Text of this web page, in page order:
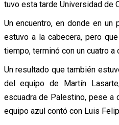
tuvo esta tarde Universidad de
Un encuentro, en donde en un
estuvo a la cabecera, pero
tiempo, terminó con un cuatro a
Un resultado que también
del equipo de Martín
escuadra de Palestino, pese a
equipo azul contó con Luis